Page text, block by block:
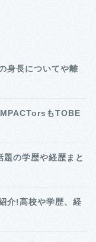
身長についてや離
もTOBE
の学歴や経歴まと
介!高校や学歴、経